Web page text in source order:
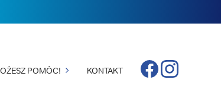
POMÓC! KONTAKT FacebookInstagram